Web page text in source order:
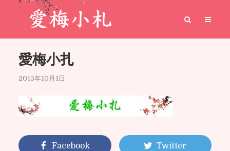
愛梅小扎
2015年10月1日
Facebook Twitter